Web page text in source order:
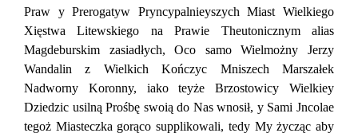
Praw у Prerogatyw Pryncypalnieyszych Miast Wielkiego
Xięstwa Litewskiego na Prawie Theutonicznym alias
Magdeburskim zasiadłych, Oco samo Wielmożny Jerzy
Wandalin z Wielkich Kończyc Mniszech Marszałek
Nadworny Koronny, iako teyże Brzostowicy Wielkiey
Dziedzic usilną Prośbę swoią do Nas wnosił, у Sami Jncolae
tegoż Miasteczka gorąco supplikowali, tedy My życząc aby